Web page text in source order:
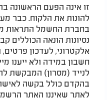
זו אינה הפעם הראשונה
להונות את הלקוח. כבר
בחברת החשמל התראות
נסיונות הונאה הכוללים
אלקטרוני, לעדכון
חשבון במידה ולא ייענו
לנייד (מסרון) המבקשת
בהקדם כולל בקשה
לאתר שאיננו האתר